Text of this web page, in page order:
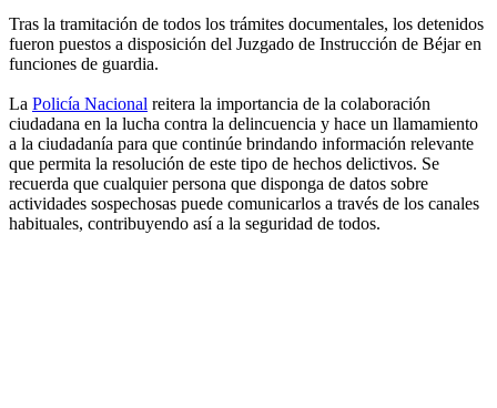
Tras la tramitación de todos los trámites documentales, los detenidos
fueron puestos a disposición del Juzgado de Instrucción de Béjar en
funciones de guardia.
La Policía Nacional reitera la importancia de la colaboración
ciudadana en la lucha contra la delincuencia y hace un llamamiento
a la ciudadanía para que continúe brindando información relevante
que permita la resolución de este tipo de hechos delictivos. Se
recuerda que cualquier persona que disponga de datos sobre
actividades sospechosas puede comunicarlos a través de los canales
habituales, contribuyendo así a la seguridad de todos.